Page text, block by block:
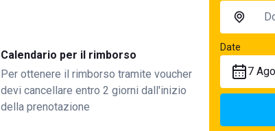
Calendario per il rimborso
Per ottenere il rimborso tramite voucher
devi cancellare entro 2 giorni dall'inizio
della prenotazione
Date
7 Ago